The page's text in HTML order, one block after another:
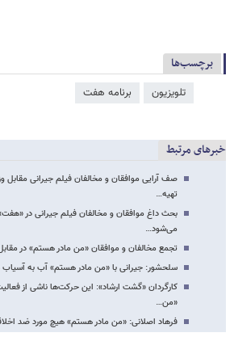
برچسب‌ها
تلویزیون برنامه هفت
خبرهای مرتبط
صف آرایی موافقان و مخالفان فیلم جیرانی مقابل
تهیه…
بحث داغ موافقان و مخالفان فیلم جیرانی در
می‌شود…
تجمع مخالفان و موافقان «من مادر هستم» در
سلحشور: جیرانی با «من مادر هستم» آب به
کارگردان «گشت ارشاد»: این حرکت‌ها ناشی از
«من…
فرهاد اصلانی: «من مادر هستم» هیچ مورد ضد